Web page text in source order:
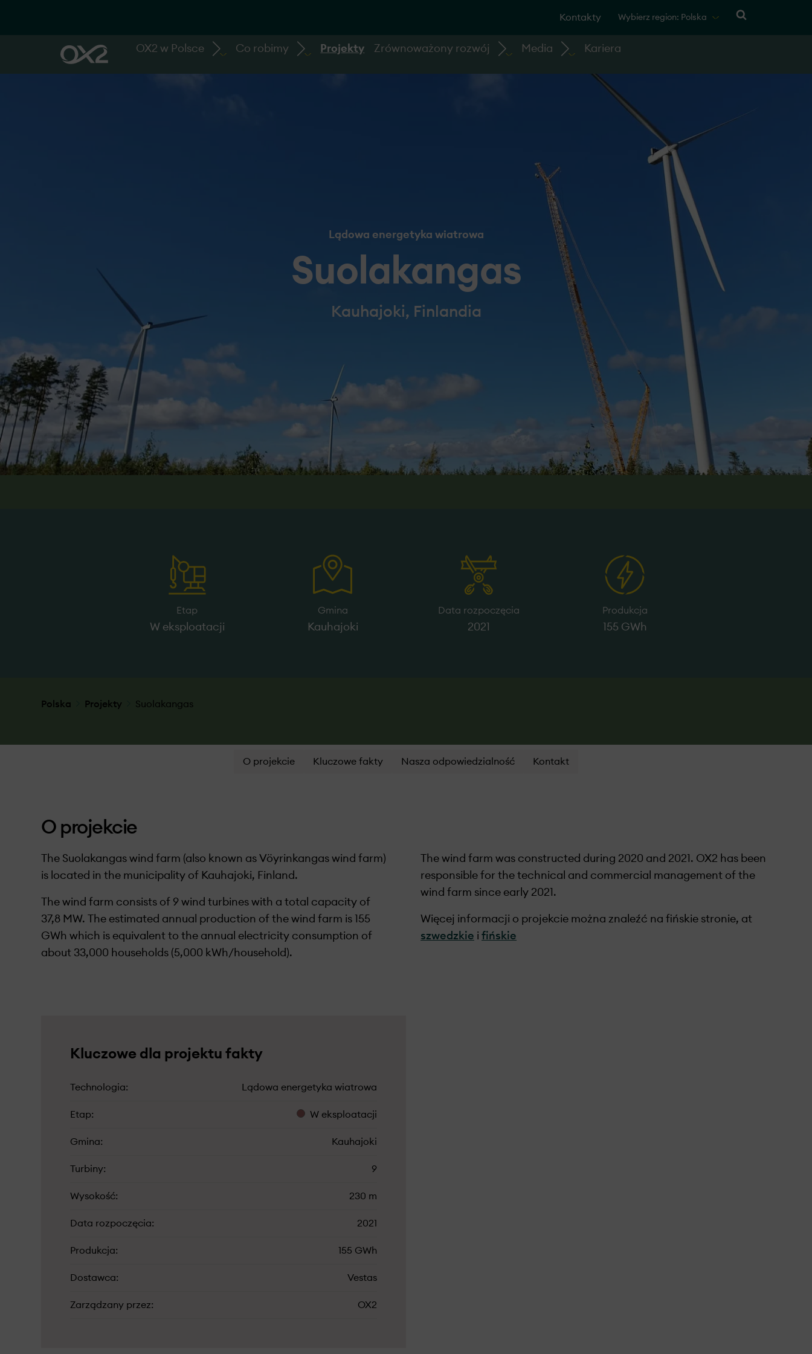
Kontakty Wybierz region: Polska
OX2 w Polsce Co robimy Projekty Zrównoważony rozwój Media Kariera
Lądowa energetyka wiatrowa
Suolakangas
Kauhajoki, Finlandia
Etap
W eksploatacji
Gmina
Kauhajoki
Data rozpoczęcia
2021
Produkcja
155 GWh
Polska Projekty Suolakangas
O projekcie Kluczowe fakty Nasza odpowiedzialność Kontakt
O projekcie
The Suolakangas wind farm (also known as Vöyrinkangas wind farm)
is located in the municipality of Kauhajoki, Finland.
The wind farm consists of 9 wind turbines with a total capacity of
37,8 MW. The estimated annual production of the wind farm is 155
GWh which is equivalent to the annual electricity consumption of
about 33,000 households (5,000 kWh/household).
The wind farm was constructed during 2020 and 2021. OX2 has been
responsible for the technical and commercial management of the
wind farm since early 2021.
Więcej informacji o projekcie można znaleźć na fińskie stronie, at
szwedzkie i fińskie
Kluczowe dla projektu fakty
Technologia Lądowa energetyka wiatrowa
Etap W eksploatacji
Gmina Kauhajoki
Turbiny 9
Wysokość 230 m
Data rozpoczęcia 2021
Produkcja 155 GWh
Dostawca Vestas
Zarządzany przez OX2